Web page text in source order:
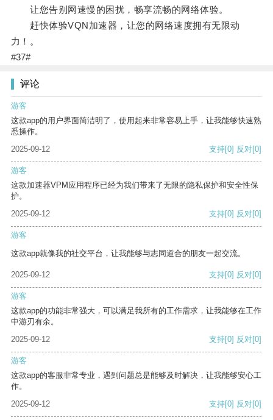
让您告别网速慢的困扰，畅享流畅的网络体验。
赶快体验VQN加速器，让您的网络速度拥有无限动
力！。
#37#
评论
游客
这款app的用户界面简洁明了，使用起来非常容易上手，让我能够快速熟
悉操作。
2025-09-12
支持[0] 反对[0]
游客
这款加速器VPM应用程序已经为我们带来了无限的隐私保护和安全性保
护。
2025-09-12
支持[0] 反对[0]
游客
这款app就像我的社交平台，让我能够与志同道合的朋友一起交流。
2025-09-12 支持[0] 反对[0]
游客
这款app的功能非常强大，可以满足我所有的工作需求，让我能够在工作
中游刃有余。
2025-09-12
支持[0] 反对[0]
游客
这款app的客服非常专业，遇到问题总是能够及时解决，让我能够安心工
作。
2025-09-12
支持[0] 反对[0]